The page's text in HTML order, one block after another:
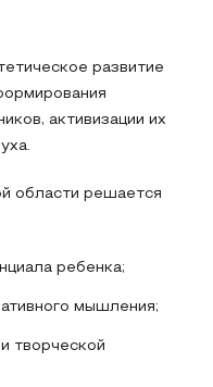
развитие
активизации их
области решается
ребенка;
мышления;
творческой